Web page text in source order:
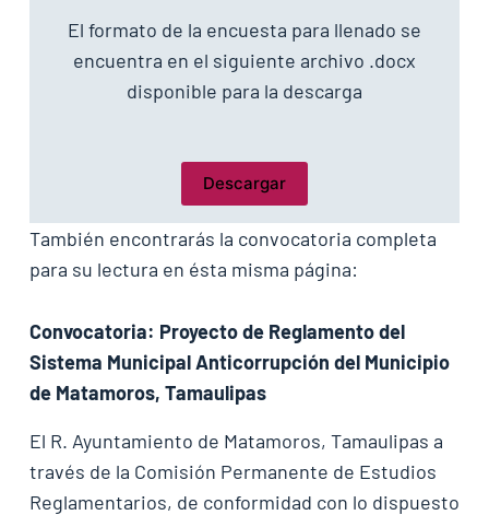
El formato de la encuesta para llenado se
encuentra en el siguiente archivo .docx
disponible para la descarga
Descargar
También encontrarás la convocatoria completa
para su lectura en ésta misma página:
Convocatoria: Proyecto de Reglamento del
Sistema Municipal Anticorrupción del Municipio
de Matamoros, Tamaulipas
El R. Ayuntamiento de Matamoros, Tamaulipas a
través de la Comisión Permanente de Estudios
Reglamentarios, de conformidad con lo dispuesto